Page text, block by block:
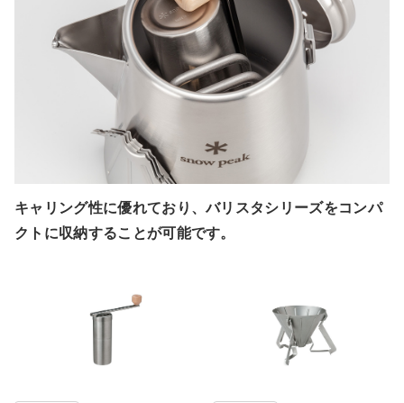
キャリング性に優れており、バリスタシリーズをコンパ
クトに収納することが可能です。